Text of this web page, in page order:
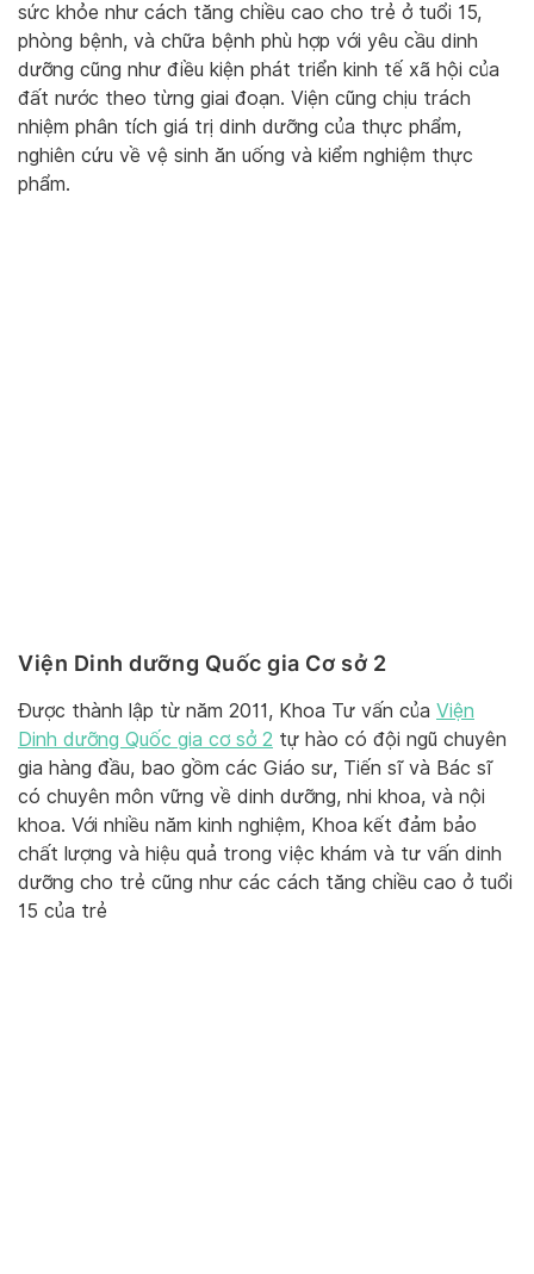
sức khỏe như cách tăng chiều cao cho trẻ ở tuổi 15,
phòng bệnh, và chữa bệnh phù hợp với yêu cầu dinh
dưỡng cũng như điều kiện phát triển kinh tế xã hội của
đất nước theo từng giai đoạn. Viện cũng chịu trách
nhiệm phân tích giá trị dinh dưỡng của thực phẩm,
nghiên cứu về vệ sinh ăn uống và kiểm nghiệm thực
phẩm.
Viện Dinh dưỡng Quốc gia Cơ sở 2
Được thành lập từ năm 2011, Khoa Tư vấn của Viện
Dinh dưỡng Quốc gia cơ sở 2 tự hào có đội ngũ chuyên
gia hàng đầu, bao gồm các Giáo sư, Tiến sĩ và Bác sĩ
có chuyên môn vững về dinh dưỡng, nhi khoa, và nội
khoa. Với nhiều năm kinh nghiệm, Khoa kết đảm bảo
chất lượng và hiệu quả trong việc khám và tư vấn dinh
dưỡng cho trẻ cũng như các cách tăng chiều cao ở tuổi
15 của trẻ